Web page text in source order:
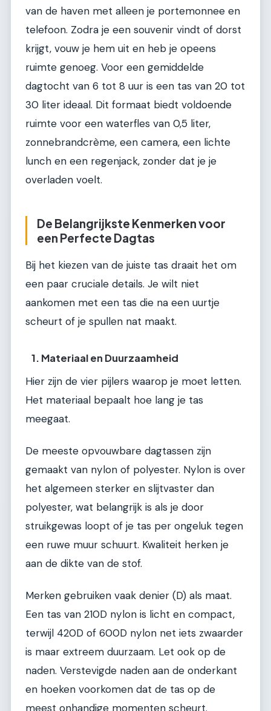
van de haven met alleen je portemonnee en
telefoon. Zodra je een souvenir vindt of dorst
krijgt, vouw je hem uit en heb je opeens
ruimte genoeg. Voor een gemiddelde
dagtocht van 6 tot 8 uur is een tas van 20 tot
30 liter ideaal. Dit formaat biedt voldoende
ruimte voor een waterfles van 0,5 liter,
zonnebrandcrème, een camera, een lichte
lunch en een regenjack, zonder dat je je
overladen voelt.
De Belangrijkste Kenmerken voor
een Perfecte Dagtas
Bij het kiezen van de juiste tas draait het om
een paar cruciale details. Je wilt niet
aankomen met een tas die na een uurtje
scheurt of je spullen nat maakt.
1. Materiaal en Duurzaamheid
Hier zijn de vier pijlers waarop je moet letten.
Het materiaal bepaalt hoe lang je tas
meegaat.
De meeste opvouwbare dagtassen zijn
gemaakt van nylon of polyester. Nylon is over
het algemeen sterker en slijtvaster dan
polyester, wat belangrijk is als je door
struikgewas loopt of je tas per ongeluk tegen
een ruwe muur schuurt. Kwaliteit herken je
aan de dikte van de stof.
Merken gebruiken vaak denier (D) als maat.
Een tas van 210D nylon is licht en compact,
terwijl 420D of 600D nylon net iets zwaarder
is maar extreem duurzaam. Let ook op de
naden. Verstevigde naden aan de onderkant
en hoeken voorkomen dat de tas op de
meest onhandige momenten scheurt.